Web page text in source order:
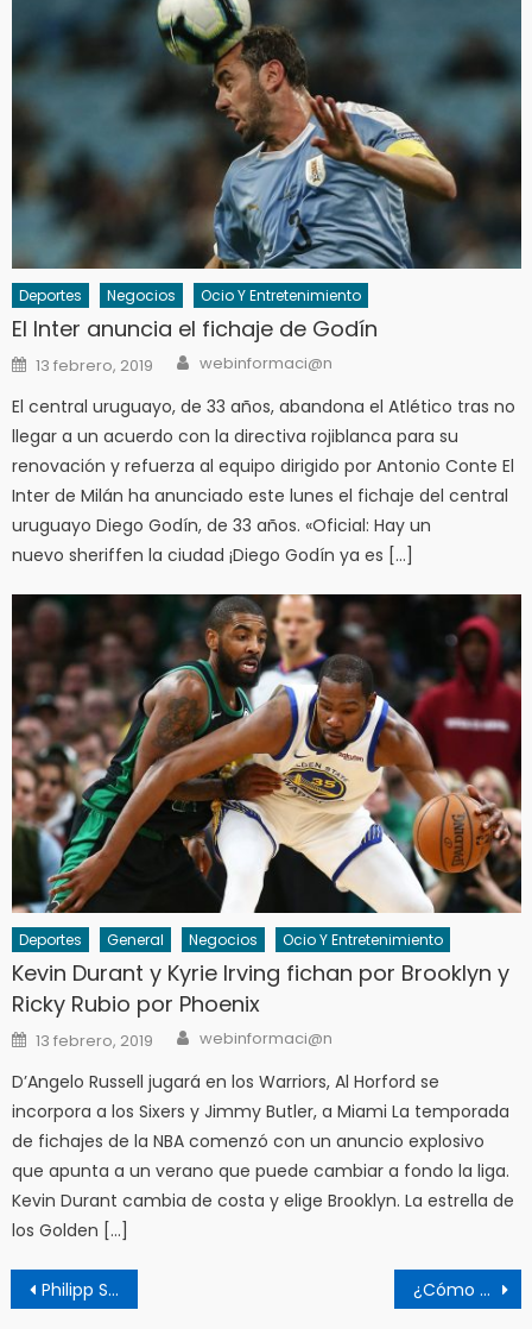
Deportes Negocios Ocio Y Entretenimiento
El Inter anuncia el fichaje de Godín
Posted
on
13 febrero, 2019 Author
webinformaci@n
El central uruguayo, de 33 años, abandona el Atlético tras no
llegar a un acuerdo con la directiva rojiblanca para su
renovación y refuerza al equipo dirigido por Antonio Conte El
Inter de Milán ha anunciado este lunes el fichaje del central
uruguayo Diego Godín, de 33 años. «Oficial: Hay un
nuevo sheriffen la ciudad ¡Diego Godín ya es […]
Deportes General Negocios Ocio Y Entretenimiento
Kevin Durant y Kyrie Irving fichan por Brooklyn y
Ricky Rubio por Phoenix
Posted
on
13 febrero, 2019 Author
webinformaci@n
D’Angelo Russell jugará en los Warriors, Al Horford se
incorpora a los Sixers y Jimmy Butler, a Miami La temporada
de fichajes de la NBA comenzó con un anuncio explosivo
que apunta a un verano que puede cambiar a fondo la liga.
Kevin Durant cambia de costa y elige Brooklyn. La estrella de
los Golden […]
Navegación
Philipp Shrage, CEO de Kronung: El desarrollo ágil no es una moda – es el futuro del sector inmobiliario ​¿Cómo elegir un alojamiento web profesional para tu web o negocio digital?